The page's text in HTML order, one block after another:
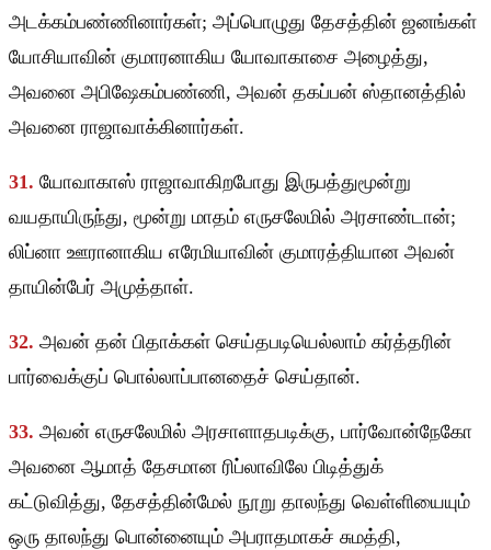
அடக்கம்பண்ணினார்கள்; அப்பொழுது தேசத்தின் ஜனங்கள்
யோசியாவின் குமாரனாகிய யோவாகாசை அழைத்து,
அவனை அபிஷேகம்பண்ணி, அவன் தகப்பன் ஸ்தானத்தில்
அவனை ராஜாவாக்கினார்கள்.
31. யோவாகாஸ் ராஜாவாகிறபோது இருபத்துமூன்று
வயதாயிருந்து, மூன்று மாதம் எருசலேமில் அரசாண்டான்;
லிப்னா ஊரானாகிய எரேமியாவின் குமாரத்தியான அவன்
தாயின்பேர் அமுத்தாள்.
32. அவன் தன் பிதாக்கள் செய்தபடியெல்லாம் கர்த்தரின்
பார்வைக்குப் பொல்லாப்பானதைச் செய்தான்.
33. அவன் எருசலேமில் அரசாளாதபடிக்கு, பார்வோன்நேகோ
அவனை ஆமாத் தேசமான ரிப்லாவிலே பிடித்துக்
கட்டுவித்து, தேசத்தின்மேல் நூறு தாலந்து வெள்ளியையும்
ஒரு தாலந்து பொன்னையும் அபராதமாகச் சுமத்தி,